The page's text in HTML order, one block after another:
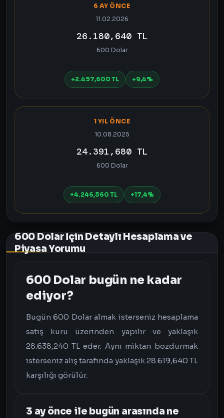
6 AY ÖNCE
11.02.2026
26.180,640 TL
600 Dolar
+2.457,600 TL +9,4%
1 YIL ÖNCE
10.08.2025
24.391,680 TL
600 Dolar
+4.246,560 TL +17,4%
600 Dolar İçin Detaylı Hesaplama ve
Piyasa Yorumu
600 Dolar bugün ne kadar
ediyor?
Bugün 600 Dolar almak isterseniz hesaplama
satış kuru üzerinden yapılır ve yaklaşık
28.638,240 TL eder. Aynı miktarı bozdurmak
isterseniz alış tarafında yaklaşık 28.619,640 TL
karşılığı görülür.
3 ay önce ile bugün arasında ne